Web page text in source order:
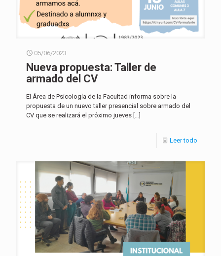
05/06/2023
Nueva propuesta: Taller de
armado del CV
El Área de Psicología de la Facultad informa sobre la
propuesta de un nuevo taller presencial sobre armado del
CV que se realizará el próximo jueves […]
Leer todo